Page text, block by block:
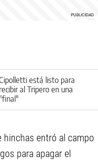
está listo para
recibir al Tripero en una
"final"
hinchas entró al campo
para apagar el